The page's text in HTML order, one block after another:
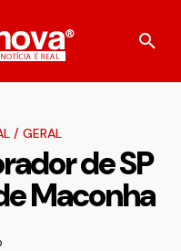
/ GERAL
de SP
Maconha